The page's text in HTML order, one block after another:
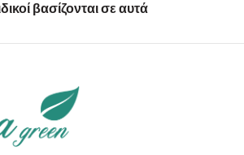
βασίζονται σε αυτά